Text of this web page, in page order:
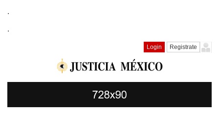
.
.
Login Registrate